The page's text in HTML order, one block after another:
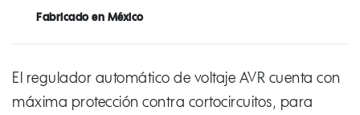
Fabricado en México
El regulador automático de voltaje AVR cuenta con
máxima protección contra cortocircuitos, para